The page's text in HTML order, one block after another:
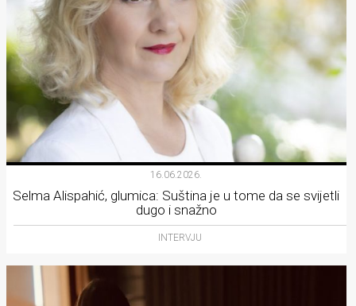
16.06.2026.
Selma Alispahić, glumica: Suština je u tome da se svijetli
dugo i snažno
INTERVJU